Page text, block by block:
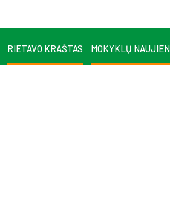
RIETAVO KRAŠTAS MOKYKLŲ